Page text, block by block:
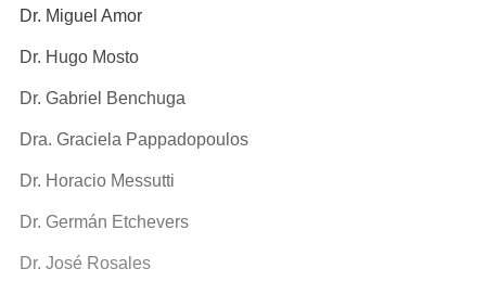
Dr. Miguel Amor
Dr. Hugo Mosto
Dr. Gabriel Benchuga
Dra. Graciela Pappadopoulos
Dr. Horacio Messutti
Dr. Germán Etchevers
Dr. José Rosales